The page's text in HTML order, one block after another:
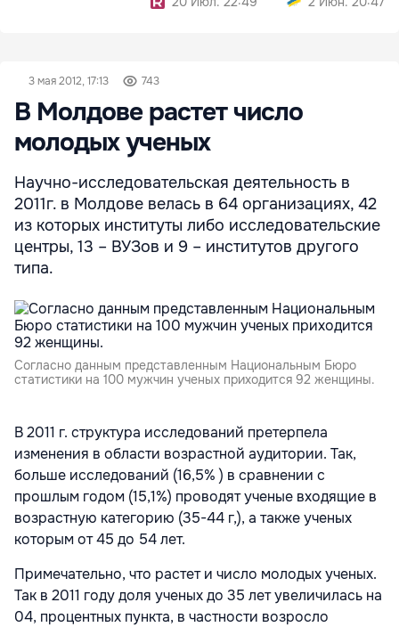
3 мая 2012, 17:13 743
В Молдове растет число
молодых ученых
Научно-исследовательская деятельность в
2011г. в Молдове велась в 64 организациях, 42
из которых институты либо исследовательские
центры, 13 – ВУЗов и 9 – институтов другого
типа.
Согласно данным представленным Национальным Бюро
статистики на 100 мужчин ученых приходится 92 женщины.
В 2011 г. структура исследований претерпела
изменения в области возрастной аудитории. Так,
больше исследований (16,5% ) в сравнении с
прошлым годом (15,1%) проводят ученые входящие в
возрастную категорию (35-44 г,), а также ученых
которым от 45 до 54 лет.
Примечательно, что растет и число молодых ученых.
Так в 2011 году доля ученых до 35 лет увеличилась на
04, процентных пункта, в частности возросло